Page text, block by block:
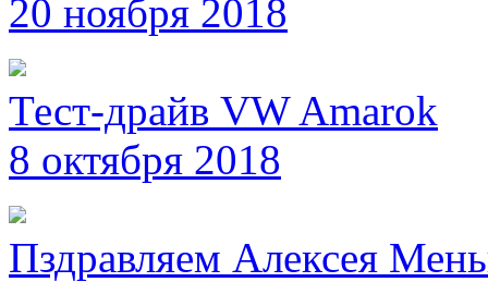
20 ноября 2018
Тест-драйв VW Amarok
8 октября 2018
Пздравляем Алексея